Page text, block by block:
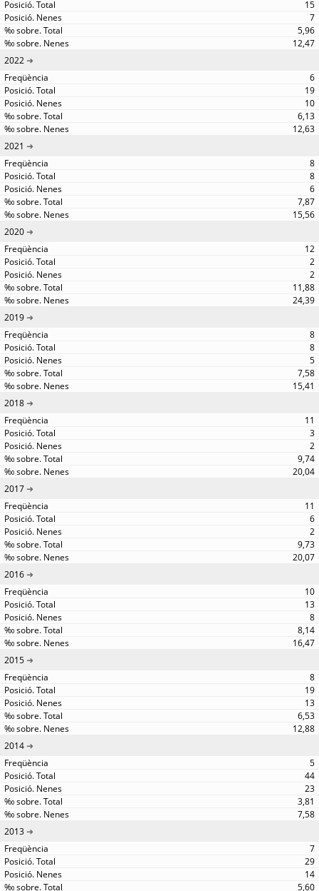
15
7
5,96
12,47
2022
6
19
10
6,13
12,63
2021
8
8
6
7,87
15,56
2020
12
2
2
11,88
24,39
2019
8
8
5
7,58
15,41
2018
11
3
2
9,74
20,04
2017
11
6
2
9,73
20,07
2016
10
13
8
8,14
16,47
2015
8
19
13
6,53
12,88
2014
5
44
23
3,81
7,58
2013
7
29
14
5,60